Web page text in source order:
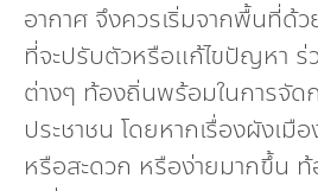
อากาศ จึงควรเริ่มจากพื้นที่ด้
ที่จะปรับตัวหรือแก้ไขปัญหา ร่
ต่างๆ ท้องถิ่นพร้อมในการจัด
ประชาชน โดยหากเรื่องผังเมื
หรือสะดวก หรือง่ายมากขึ้น